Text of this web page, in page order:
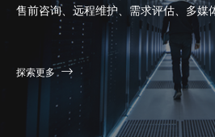
售前咨询、远程维护、需求评估、多媒
探索更多